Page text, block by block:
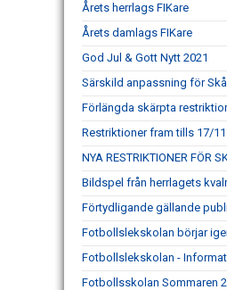
Årets herrlags FIKare
Årets damlags FIKare
God Jul & Gott Nytt 2021
Särskild anpassning för
Förlängda skärpta
Restriktioner fram tills 17/11
NYA RESTRIKTIONER FÖR
Bildspel från herrlagets
Förtydligande gällande
Fotbollslekskolan börjar
Fotbollslekskolan -
Fotbollsskolan Sommaren